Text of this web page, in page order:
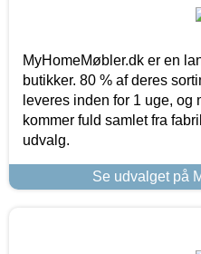
MyHomeMøbler.dk er en
butikker. 80 % af deres
leveres inden for 1 uge, og
kommer fuld samlet fra
udvalg.
Se udvalget på